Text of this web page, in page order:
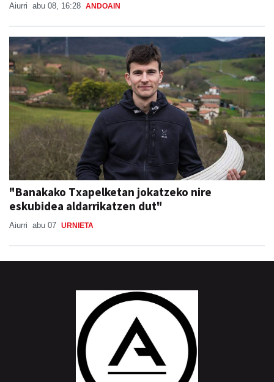
Aiurri abu 08, 16:28 ANDOAIN
"Banakako Txapelketan jokatzeko nire
eskubidea aldarrikatzen dut"
Aiurri abu 07 URNIETA